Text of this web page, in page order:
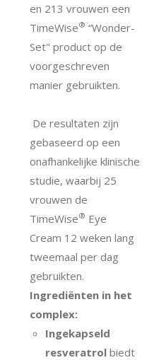
en 213 vrouwen een
TimeWise® “Wonder-
Set" product op de
voorgeschreven
manier gebruikten.
De resultaten zijn
gebaseerd op een
onafhankelijke klinische
studie, waarbij 25
vrouwen de
TimeWise® Eye
Cream 12 weken lang
tweemaal per dag
gebruikten.
Ingrediënten in het
complex:
Ingekapseld
resveratrol biedt